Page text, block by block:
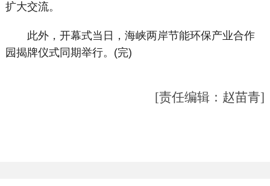
扩大交流。
此外，开幕式当日，海峡两岸节能环保产业合作
园揭牌仪式同期举行。(完)
[责任编辑：赵苗青]